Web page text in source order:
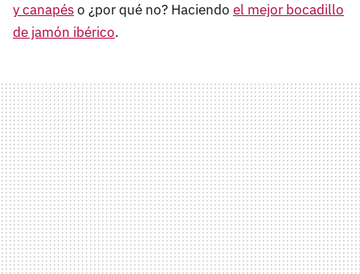
y canapéso ¿por qué no? Haciendo el mejor bocadillo
de jamón ibérico.